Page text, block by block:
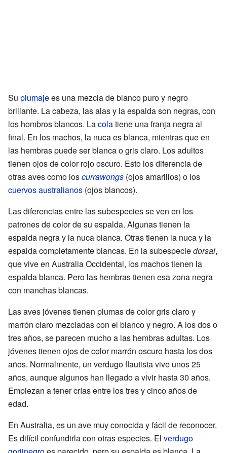
Su plumajees una mezcla de blanco puro y negro
brillante. La cabeza, las alas y la espalda son negras, con
los hombros blancos. Lacolatiene una franja negra al
final. En los machos, la nuca es blanca, mientras que en
las hembras puede ser blanca o gris claro. Los adultos
tienen ojos de color rojo oscuro. Esto los diferencia de
otras aves como loscurrawongs (ojos amarillos) o los
cuervos australianos (ojos blancos).
Las diferencias entre las subespecies se ven en los
patrones de color de su espalda. Algunas tienen la
espalda negra y la nuca blanca. Otras tienen la nuca y la
espalda completamente blancas. En la subespeciedorsal,
que vive en Australia Occidental, los machos tienen la
espalda blanca. Pero las hembras tienen esa zona negra
con manchas blancas.
Las aves jóvenes tienen plumas de color gris claro y
marrón claro mezcladas con el blanco y negro. A los dos o
tres años, se parecen mucho a las hembras adultas. Los
jóvenes tienen ojos de color marrón oscuro hasta los dos
años. Normalmente, un verdugo flautista vive unos 25
años, aunque algunos han llegado a vivir hasta 30 años.
Empiezan a tener crías entre los tres y cinco años de
edad.
En Australia, es un ave muy conocida y fácil de reconocer.
Es difícil confundirla con otras especies. El verdugo